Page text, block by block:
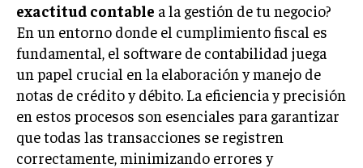
LIFESTYLE
exactitud contable a la gestión de tu negocio?
En un entorno donde el cumplimiento fiscal es
fundamental, el software de contabilidad juega
un papel crucial en la elaboración y manejo de
notas de crédito y débito. La eficiencia y precisión
en estos procesos son esenciales para garantizar
que todas las transacciones se registren
correctamente, minimizando errores y